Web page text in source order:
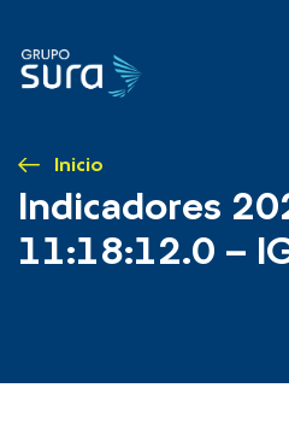
Inicio
Indicadores
11:18:12.0 –